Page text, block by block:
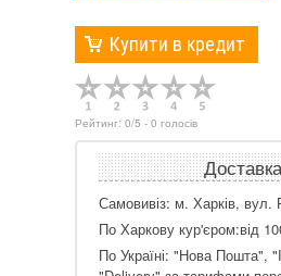
Купити в кредит
Рейтинг: 0/5 - 0 голосів
Доставка
Самовивіз: м. Харків, вул.
По Харкову кур'єром:від
По Україні: "Нова Пошта",